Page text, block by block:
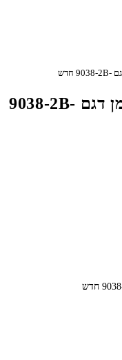
Vigor ארנק גבר מעור משומן דגם -9038-2B